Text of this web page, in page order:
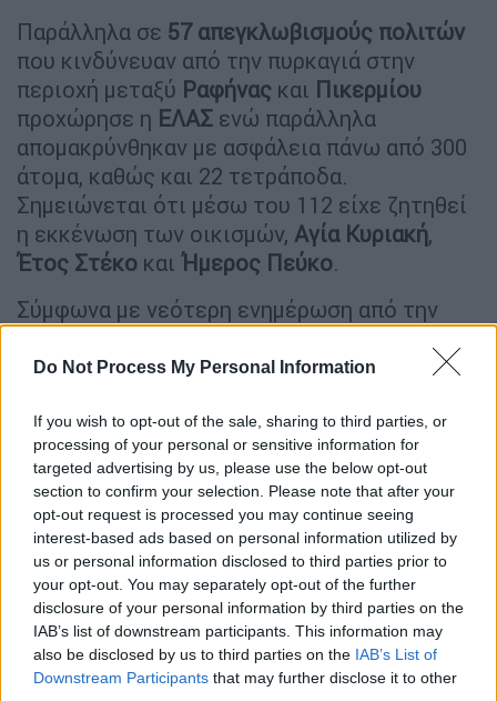
Do Not Process My Personal Information
If you wish to opt-out of the sale, sharing to third parties, or
processing of your personal or sensitive information for
targeted advertising by us, please use the below opt-out
section to confirm your selection. Please note that after your
opt-out request is processed you may continue seeing
interest-based ads based on personal information utilized by
us or personal information disclosed to third parties prior to
your opt-out. You may separately opt-out of the further
disclosure of your personal information by third parties on the
IAB’s list of downstream participants. This information may
also be disclosed by us to third parties on the IAB’s List of
Downstream Participants that may further disclose it to other
Παράλληλα σε 57 απεγκλωβισμούς πολιτών
που κινδύνευαν από την πυρκαγιά στην
περιοχή μεταξύ Ραφήνας και Πικερμίου
προχώρησε η ΕΛΑΣ ενώ παράλληλα
απομακρύνθηκαν με ασφάλεια πάνω από 300
άτομα, καθώς και 22 τετράποδα.
Σημειώνεται ότι μέσω του 112 είχε ζητηθεί
η εκκένωση των οικισμών, Αγία Κυριακή,
Έτος Στέκο και Ήμερος Πεύκο.
Σύμφωνα με νεότερη ενημέρωση από την
των οχημάτων στηλεωφόρο Μαραθώνοςκαι
Ακόμη, σε ετοιμότητα τέθηκαν τα
εφημερεύοντα νοσοκομεία «Γεώργιος
Γεννηματάς», «Σωτηρία», «Ιπποκράτειο» και
Ερυθρός Σταυρός», καθώς και ταΚέντρα
Υγείας Νέας Μάκρης,ΣπάτωνκαιΡαφήνας
όπως επίσης και τοΛιμενικό Σώμα.